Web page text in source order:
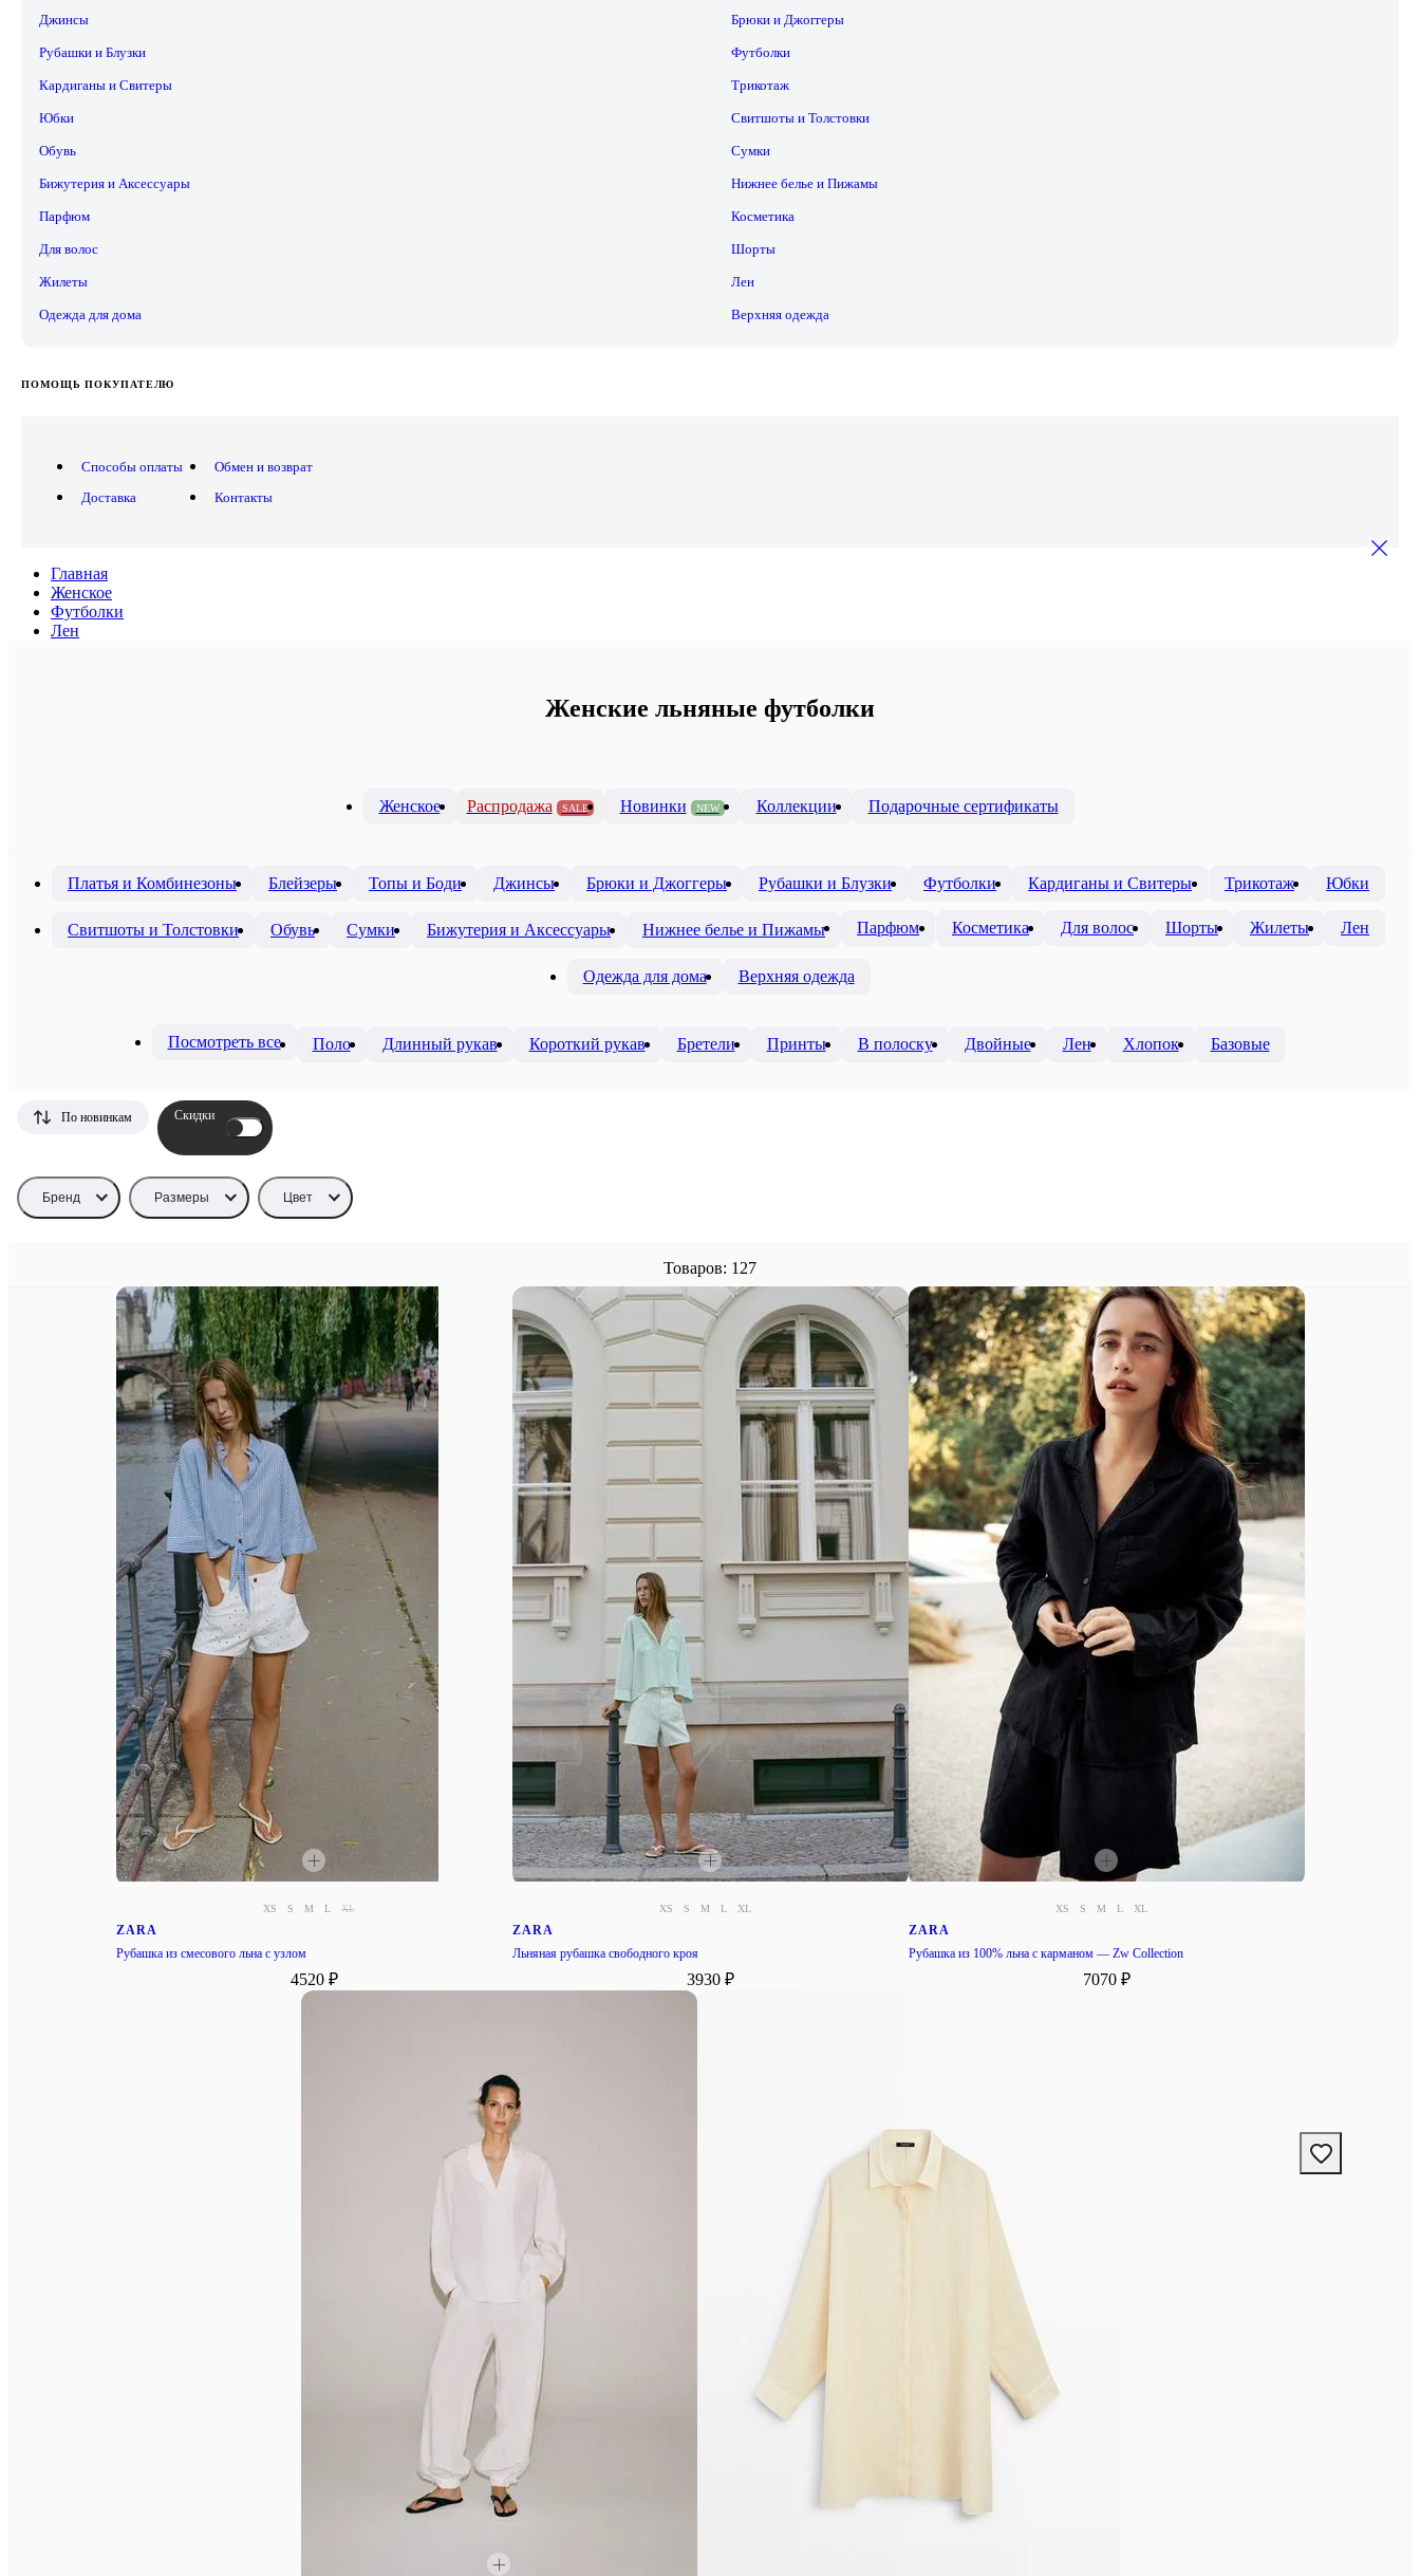
Джинсы Брюки и Джоггеры
Рубашки и Блузки Футболки
Кардиганы и Свитеры Трикотаж
Юбки Свитшоты и Толстовки
Обувь Сумки
Бижутерия и Аксессуары Нижнее белье и Пижамы
Парфюм Косметика
Для волос Шорты
Жилеты Лен
Одежда для дома Верхняя одежда
ПОМОЩЬ ПОКУПАТЕЛЮ
Способы оплаты
Доставка
Обмен и возврат
Контакты
Главная
Женское
Футболки
Лен
Женские льняные футболки
Женское Распродажа SALE Новинки NEW Коллекции Подарочные сертификаты
Платья и Комбинезоны Блейзеры Топы и Боди Джинсы Брюки и Джоггеры Рубашки и Блузки Футболки Кардиганы и Свитеры Трикотаж Юбки
Свитшоты и Толстовки Обувь Сумки Бижутерия и Аксессуары Нижнее белье и Пижамы Парфюм Косметика Для волос Шорты Жилеты Лен
Одежда для дома Верхняя одежда
Посмотреть все Поло Длинный рукав Короткий рукав Бретели Принты В полоску Двойные Лен Хлопок Базовые
Бренд Размеры Цвет
Товаров: 127
По новинкам Скидки
XS S M L XL
ZARA
Рубашка из смесового льна с узлом
4520 ₽
XS S M L XL
ZARA
Льняная рубашка свободного кроя
3930 ₽
XS S M L XL
ZARA
Рубашка из 100% льна с карманом — Zw Collection
7070 ₽